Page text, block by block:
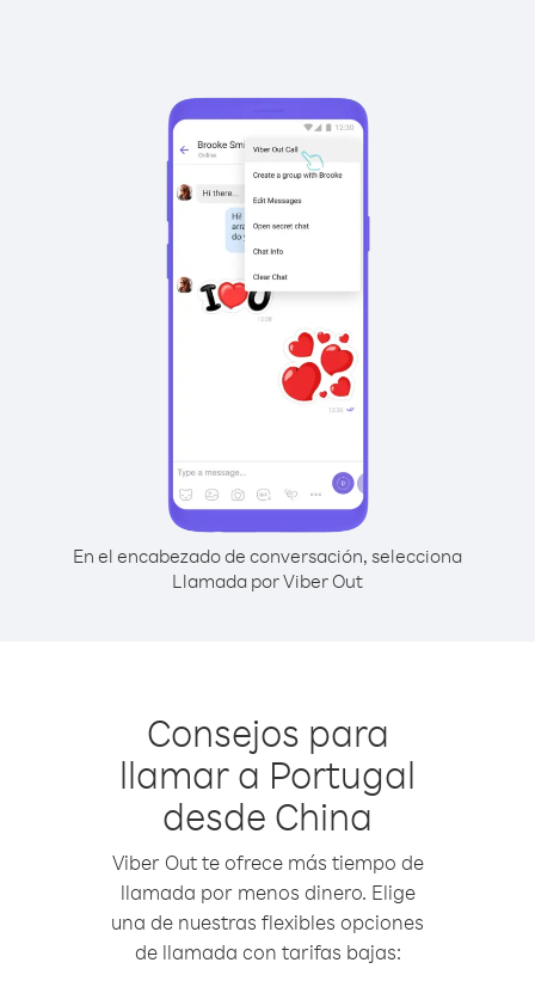
En el encabezado de conversación, selecciona
Llamada por Viber Out
Consejos para
llamar a Portugal
desde China
Viber Out te ofrece más tiempo de
llamada por menos dinero. Elige
una de nuestras flexibles opciones
de llamada con tarifas bajas: